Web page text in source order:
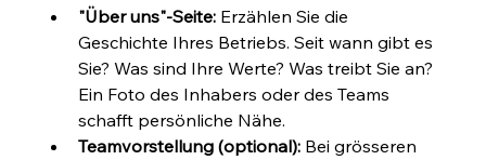
"Über uns"-Seite: Erzählen Sie die
Geschichte Ihres Betriebs. Seit wann gibt es
Sie? Was sind Ihre Werte? Was treibt Sie an?
Ein Foto des Inhabers oder des Teams
schafft persönliche Nähe.
Teamvorstellung (optional): Bei grösseren